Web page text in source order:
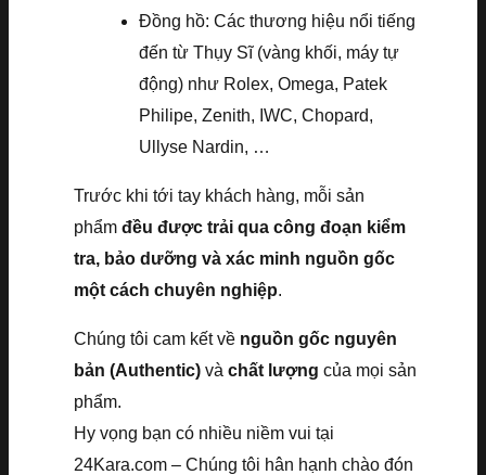
Đồng hồ: Các thương hiệu nổi tiếng
đến từ Thụy Sĩ (vàng khối, máy tự
động) như Rolex, Omega, Patek
Philipe, Zenith, IWC, Chopard,
Ullyse Nardin, …
Trước khi tới tay khách hàng, mỗi sản
phẩm đều được trải qua công đoạn kiểm
tra, bảo dưỡng và xác minh nguồn gốc
một cách chuyên nghiệp.
Chúng tôi cam kết về nguồn gốc nguyên
bản (Authentic) và chất lượng của mọi sản
phẩm.
Hy vọng bạn có nhiều niềm vui tại
24Kara.com – Chúng tôi hân hạnh chào đón